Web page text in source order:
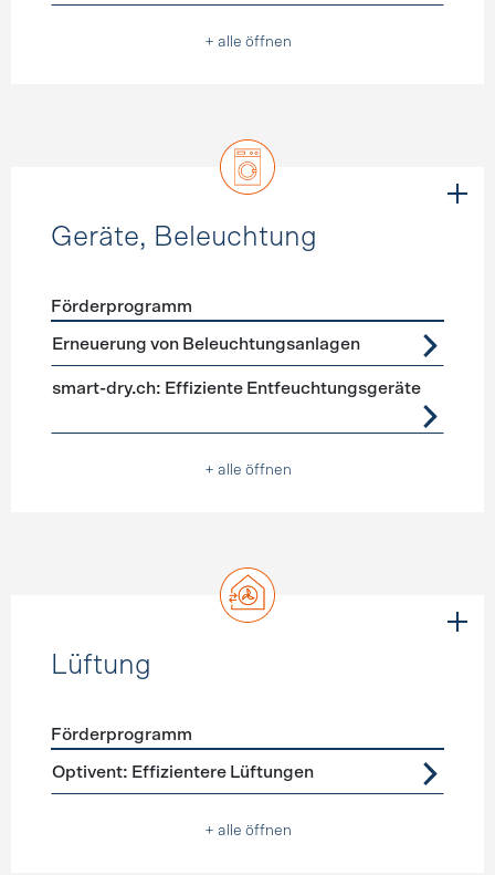
+ alle öffnen
Geräte, Beleuchtung
Förderprogramme Geräte, Beleuchtung
Förderprogramm
Erneuerung von Beleuchtungsanlagen
smart-dry.ch: Effiziente Entfeuchtungsgeräte
+ alle öffnen
Lüftung
Förderprogramme Lüftung
Förderprogramm
Optivent: Effizientere Lüftungen
+ alle öffnen